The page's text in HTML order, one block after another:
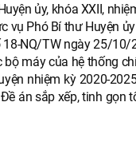
ủy, khóa XXII,
vụ Phó Bí thư Huyện
NQ/TW ngày 25/
máy của hệ thống
nhiệm kỳ 2020-
án sắp xếp, tinh gọn